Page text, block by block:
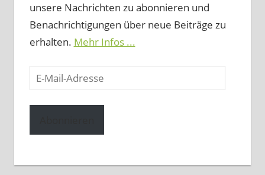
unsere Nachrichten zu abonnieren und
Benachrichtigungen über neue Beiträge zu
erhalten. Mehr Infos ...
E-
Mail-
Adresse